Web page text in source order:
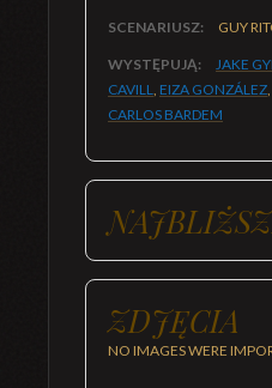
SCENARIUSZ: GUY
WYSTĘPUJĄ: JAKE
CAVILL, EIZA GONZÁLEZ,
CARLOS BARDEM
ZDJĘCIA
NO IMAGES WERE